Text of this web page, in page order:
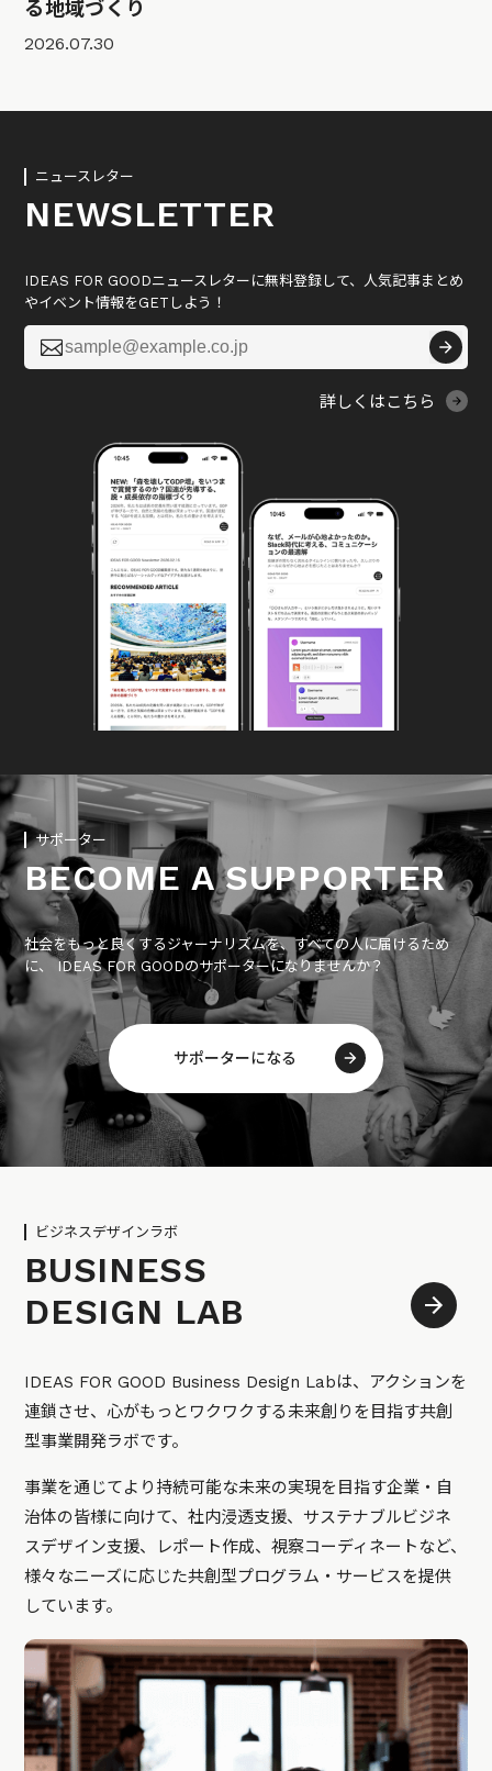
る地域づくり
2026.07.30
ニュースレター
NEWSLETTER
IDEAS FOR GOODニュースレターに無料登録して、人気記事まとめ
やイベント情報をGETしよう！

詳しくはこちら
サポーター
BECOME A SUPPORTER
社会をもっと良くするジャーナリズムを、すべての人に届けるため
に、 IDEAS FOR GOODのサポーターになりませんか？
サポーターになる
ビジネスデザインラボ
BUSINESS
DESIGN LAB
IDEAS FOR GOOD Business Design Labは、アクションを
連鎖させ、心がもっとワクワクする未来創りを目指す共創
型事業開発ラボです。
事業を通じてより持続可能な未来の実現を目指す企業・自
治体の皆様に向けて、社内浸透支援、サステナブルビジネ
スデザイン支援、レポート作成、視察コーディネートなど、
様々なニーズに応じた共創型プログラム・サービスを提供
しています。